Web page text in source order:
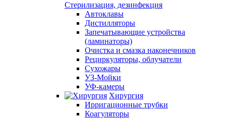
Стерилизация, дезинфекция
Автоклавы
Дистилляторы
Запечатывающие устройства
(ламинаторы)
Очистка и смазка наконечников
Рециркуляторы, облучатели
Сухожары
УЗ-Мойки
УФ-камеры
Хирургия
Ирригационные трубки
Коагуляторы